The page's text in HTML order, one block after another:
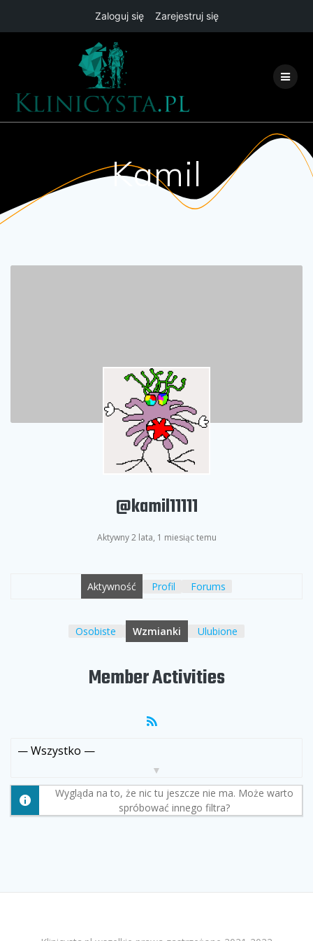
Zaloguj się Zarejestruj się
Kamil
@kamil11111
Aktywny 2 lata, 1 miesiąc temu
Aktywność Profil Forums
Osobiste Wzmianki Ulubione
Member Activities
RSS
Wygląda na to, że nic tu jeszcze nie ma. Może warto
spróbować innego filtra?